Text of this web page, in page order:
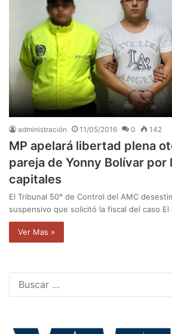
administración 11/05/2016 0 142
MP apelará libertad plena
pareja de Yonny Bolívar
capitales
El Tribunal 50° de Control del AMC
suspensivo que solicitó la fiscal del caso
Ver Mas »